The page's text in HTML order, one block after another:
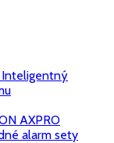
Inteligentný
AXPRO
alarm sety